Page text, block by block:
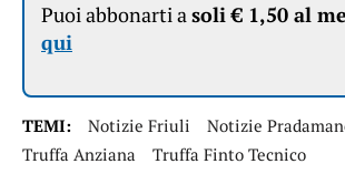
Puoi abbonarti asoli € 1,50 al
qui
TEMI: Notizie Friuli
Notizie
Truffa Anziana
Truffa Finto Tecnico